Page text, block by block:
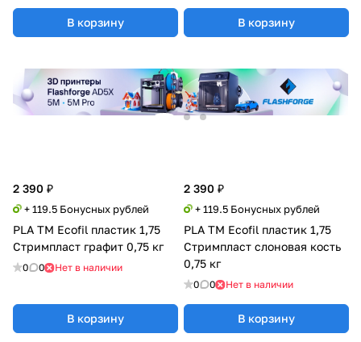
В корзину В корзину
2 390 ₽
+ 119.5 Бонусных рублей
PLA TM Ecofil пластик 1,75
Стримпласт графит 0,75 кг
0 0 Нет в наличии
В корзину
2 390 ₽
+ 119.5 Бонусных рублей
PLA TM Ecofil пластик 1,75
Стримпласт слоновая кость
0,75 кг
0 0 Нет в наличии
В корзину